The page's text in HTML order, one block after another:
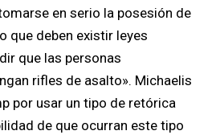
en serio la posesión de
que deben existir leyes
que las personas
rifles de asalto». Michaelis
por usar un tipo de retórica
de que ocurran este tipo